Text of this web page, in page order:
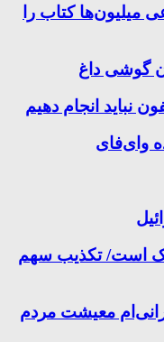
کتاب را
گوشی داغ
نباید انجام دهیم
وای‌فای
است/ تکذیب سهم
معیشت مردم